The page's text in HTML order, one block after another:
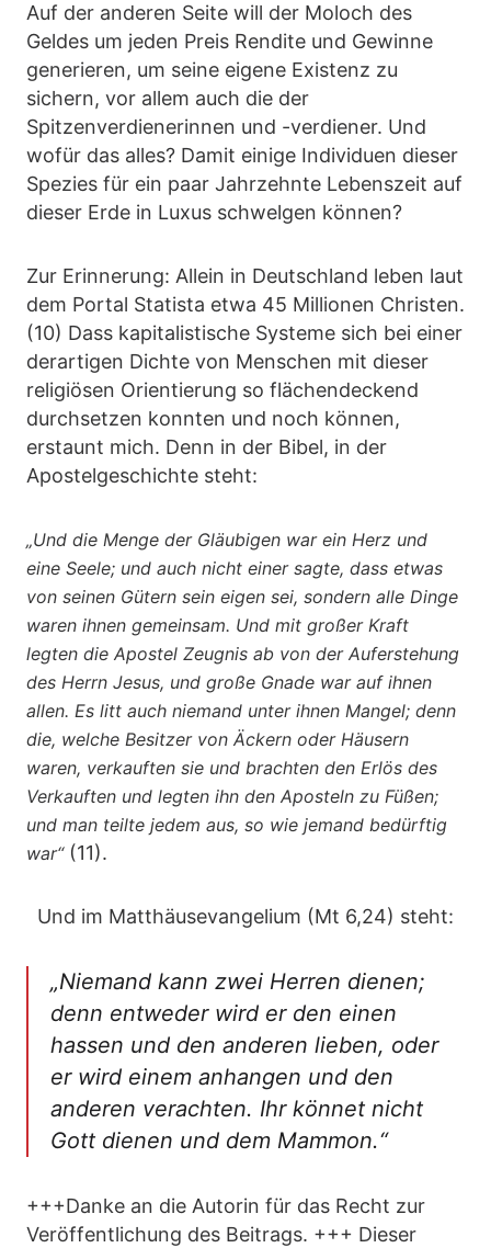
Auf der anderen Seite will der Moloch des
Geldes um jeden Preis Rendite und Gewinne
generieren, um seine eigene Existenz zu
sichern, vor allem auch die der
Spitzenverdienerinnen und -verdiener. Und
wofür das alles? Damit einige Individuen dieser
Spezies für ein paar Jahrzehnte Lebenszeit auf
dieser Erde in Luxus schwelgen können?
Zur Erinnerung: Allein in Deutschland leben laut
dem Portal Statista etwa 45 Millionen Christen.
(10) Dass kapitalistische Systeme sich bei einer
derartigen Dichte von Menschen mit dieser
religiösen Orientierung so flächendeckend
durchsetzen konnten und noch können,
erstaunt mich. Denn in der Bibel, in der
Apostelgeschichte steht:
„Und die Menge der Gläubigen war ein Herz und
eine Seele; und auch nicht einer sagte, dass etwas
von seinen Gütern sein eigen sei, sondern alle Dinge
waren ihnen gemeinsam. Und mit großer Kraft
legten die Apostel Zeugnis ab von der Auferstehung
des Herrn Jesus, und große Gnade war auf ihnen
allen. Es litt auch niemand unter ihnen Mangel; denn
die, welche Besitzer von Äckern oder Häusern
waren, verkauften sie und brachten den Erlös des
Verkauften und legten ihn den Aposteln zu Füßen;
und man teilte jedem aus, so wie jemand bedürftig
war“ (11).
Und im Matthäusevangelium (Mt 6,24) steht:
„Niemand kann zwei Herren dienen;
denn entweder wird er den einen
hassen und den anderen lieben, oder
er wird einem anhangen und den
anderen verachten. Ihr könnet nicht
Gott dienen und dem Mammon.“
+++Danke an die Autorin für das Recht zur
Veröffentlichung des Beitrags. +++ Dieser